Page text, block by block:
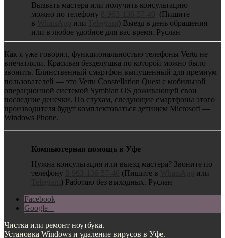
Вызвать мастера или получить консультацию
можно по телефону
(Пишите
в
или
) Выезд в день обращения
или в любое удобное для вас время. Руслан
Как я уже говорил, функциональностью телефоны Vertu не
впечатляли. Красивая безделушка по которой можно было
звонить. Елинственный смартфон выпущенный для премиум
пользователей — это Vertu Constellation Quest с мобильной
операционной системой Symbian OS доживающей свои
последние денечки. По слухам, следующие смартфоны этого
производителя будут комплектоваться детищем Microsoft —
Windows Phone.
Компьютерная помощь в Уфе
Нужна консультация или выезд мастера? Звоните по
телефону
(Пишите в
или
) Работаю без выходных. Руслан
Facebook
Google +
Чистка или ремонт ноутбука.
Установка Windows и удаление вирусов в Уфе.